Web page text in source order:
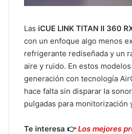
Las iCUE LINK TITAN II 360
con un enfoque algo menos
refrigerante rediseñada y un
aire y ruido. En estos
generación con tecnología
hace falta sin disparar la
pulgadas para monitorización
Te interesa 👉Los mejores